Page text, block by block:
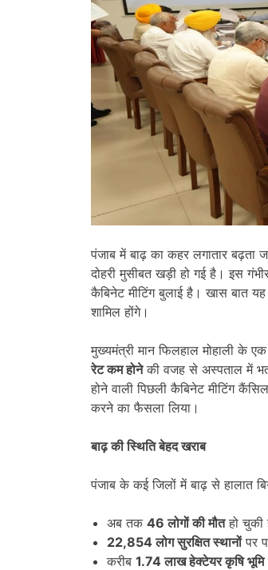
पंजाब में बाढ़ का कहर लगातार बढ़ता
दोहरी मुसीबत खड़ी हो गई है। इस
कैबिनेट मीटिंग बुलाई है। खास बात
शामिल होंगे।
मुख्यमंत्री मान फिलहाल मोहाली के
रेट कम होनेकी वजह से अस्पताल में
होने वाली पिछली कैबिनेट मीटिंग
करने का फैसला लिया।
बाढ़ की स्थिति बेहद खराब
पंजाब के कई जिलों में बाढ़ से हालात
अब तक 46लोगों की मौतहो चुकी
22,854लोग सुरक्षित स्थानोंपर
करीब 1.74लाख हेक्टेयर कृषि भूमि